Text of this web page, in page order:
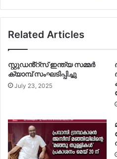
Related Articles
സ്റ്റുഡൻ്റ്സ് ഇന്ത്യ സമ്മർ
ക്യാമ്പ് സംഘടിപ്പിച്ചു
July 23, 2025